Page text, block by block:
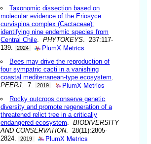
Taxonomic dissection based on
molecular evidence of the Eriosyce
curvispina complex (Cactaceae):
identifying nine endemic species from
Central Chile.PHYTOKEYS. 237:117-
139.
2024 PlumX Metrics
Bees may drive the reproduction of
four sympatric cacti in a vanishing
coastal mediterranean-type ecosystem.
PEERJ. 7. 2019 PlumX Metrics
Rocky outcrops conserve genetic
diversity and promote regeneration of a
threatened relict tree in a critically
endangered ecosystem.BIODIVERSITY
AND CONSERVATION. 28(11):2805-
2824.
2019 PlumX Metrics